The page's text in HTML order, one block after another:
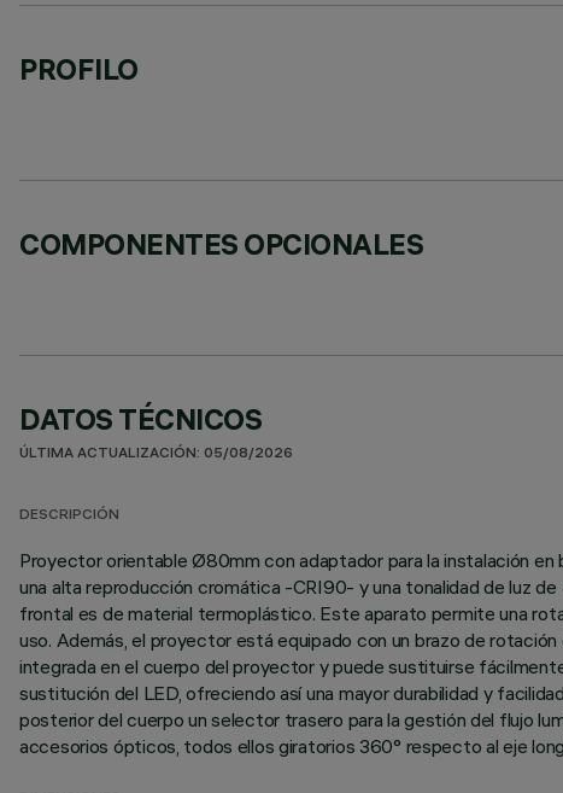
PROFILO
COMPONENTES OPCIONALES
DATOS TÉCNICOS
ÚLTIMA ACTUALIZACIÓN: 05/08/2026
DESCRIPCIÓN
Proyector orientable Ø80mm con adaptador para la instalación
una alta reproducción cromática -CRI90- y una tonalidad de luz
frontal es de material termoplástico. Este aparato permite una
uso. Además, el proyector está equipado con un brazo de
integrada en el cuerpo del proyector y puede sustituirse
sustitución del LED, ofreciendo así una mayor durabilidad y
posterior del cuerpo un selector trasero para la gestión del flujo
accesorios ópticos, todos ellos giratorios 360° respecto al eje